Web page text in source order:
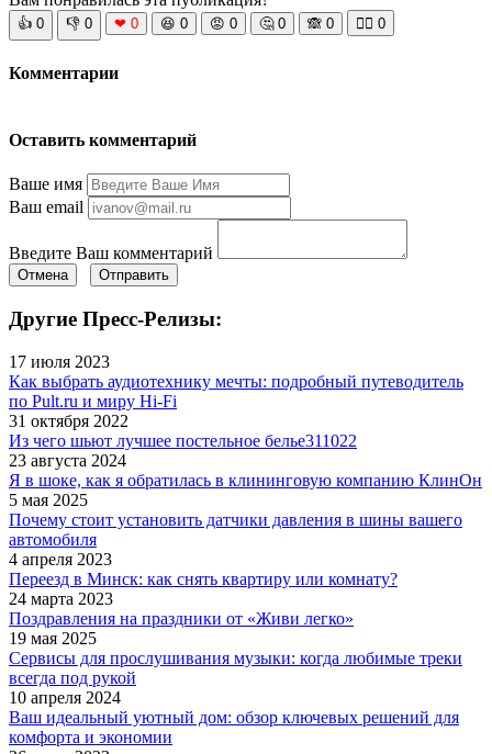
👍 0 👎 0 ❤ 0 😆 0 😡 0 🤔 0 🙈 0 🧘‍♀️ 0
Комментарии
Оставить комментарий
Ваше имя
Ваш email
Введите Ваш комментарий
Отмена Отправить
Другие Пресс-Релизы:
17 июля 2023
Как выбрать аудиотехнику мечты: подробный путеводитель
по Pult.ru и миру Hi‑Fi
31 октября 2022
Из чего шьют лучшее постельное белье311022
23 августа 2024
Я в шоке, как я обратилась в клининговую компанию КлинОн
5 мая 2025
Почему стоит установить датчики давления в шины вашего
автомобиля
4 апреля 2023
Переезд в Минск: как снять квартиру или комнату?
24 марта 2023
Поздравления на праздники от «Живи легко»
19 мая 2025
Сервисы для прослушивания музыки: когда любимые треки
всегда под рукой
10 апреля 2024
Ваш идеальный уютный дом: обзор ключевых решений для
комфорта и экономии